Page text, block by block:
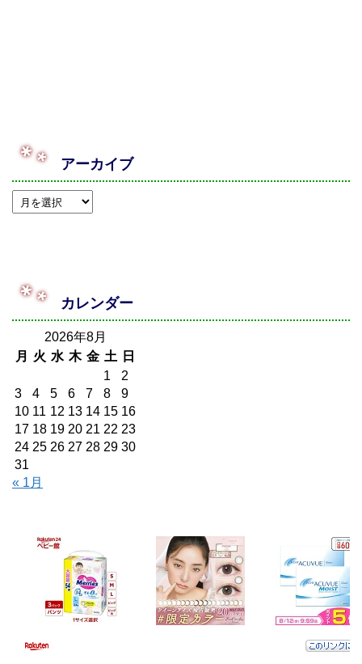
アーカイブ
カレンダー
2026年8月
月
火 水 木 金 土
日
1
2
3
4 5 6 7 8
9
10 11 12 13 14 15 16
17 18 19 20 21 22 23
24 25 26 27 28 29 30
31
« 1月